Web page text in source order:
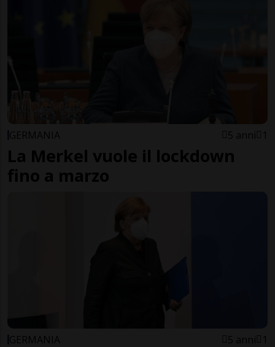
GERMANIA 5 anni 1
La Merkel vuole il lockdown
fino a marzo
GERMANIA 5 anni 1